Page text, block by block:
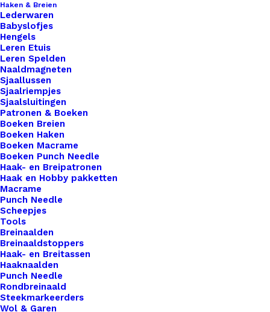
Haken & Breien
Lederwaren
Babyslofjes
Hengels
Leren Etuis
Leren Spelden
Naaldmagneten
Sjaallussen
Sjaalriempjes
Sjaalsluitingen
Patronen & Boeken
Boeken Breien
Boeken Haken
Boeken Macrame
Boeken Punch Needle
Haak- en Breipatronen
Haak en Hobby pakketten
Macrame
Punch Needle
Scheepjes
Tools
Breinaalden
Breinaaldstoppers
Haak- en Breitassen
Haaknaalden
Punch Needle
Rondbreinaald
Steekmarkeerders
Wol & Garen
Ontdek de veelzijdigheid van plastic stramien:
perfect voor al uw knutsel- en decoratieprojecten!
Van duurzame constructies tot kleurrijke creaties,
dit flexibele materiaal biedt eindeloze
mogelijkheden. Bestel nu voor hoogwaardige
kwaliteit en onbeperkte creativiteit.
3 op voorraad
Darice
•
Plastic
Stramien
26X34cm
Geel
Mesh:7
aantal
Toevoegen aan verlanglijst
Artikelnummer
Categorie
Kleur